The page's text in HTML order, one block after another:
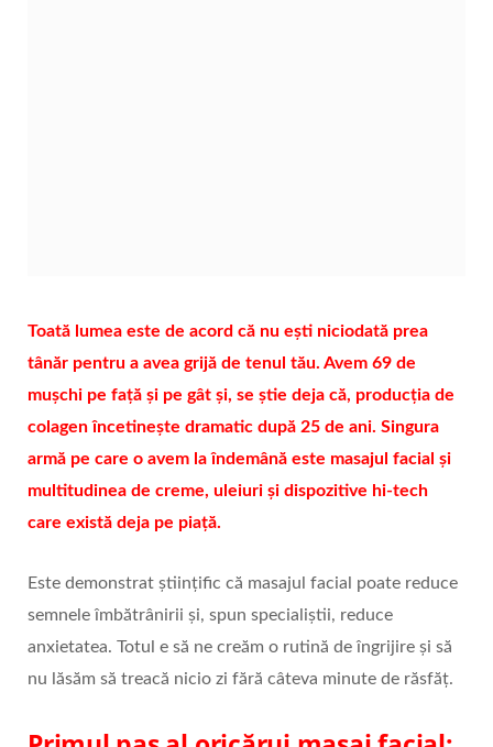
Toată lumea este de acord că nu ești niciodată prea
tânăr pentru a avea grijă de tenul tău. Avem 69 de
mușchi pe față și pe gât și, se știe deja că, producția de
colagen încetinește dramatic după 25 de ani. Singura
armă pe care o avem la îndemână este masajul facial și
multitudinea de creme, uleiuri și dispozitive hi-tech
care există deja pe piață.
Este demonstrat științific că masajul facial poate reduce
semnele îmbătrânirii și, spun specialiștii, reduce
anxietatea. Totul e să ne creăm o rutină de îngrijire și să
nu lăsăm să treacă nicio zi fără câteva minute de răsfăț.